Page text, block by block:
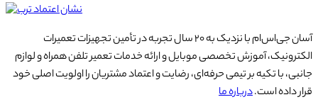
آسان جی‌اس‌ام با نزدیک به ۲۰ سال تجربه در تأمین تجهیزات تعمیرات
آموزش تخصصی موبایل و ارائه خدمات تعمیر تلفن همراه و لوازم
با تکیه بر تیمی حرفه‌ای، رضایت و اعتماد مشتریان را اولویت اصلی خود
داده است. درباره ما